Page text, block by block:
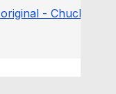
- Chucho